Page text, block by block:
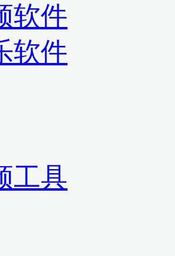
软件
软件
工具